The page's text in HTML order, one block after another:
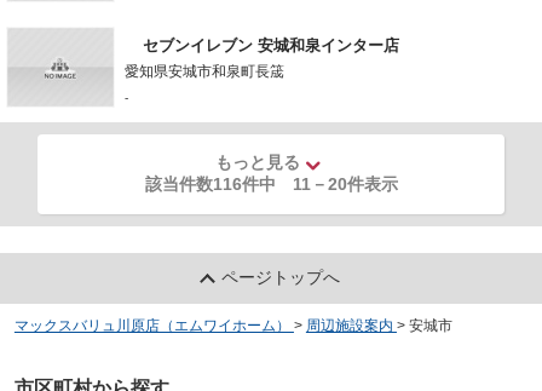
セブンイレブン 安城和泉インター店
愛知県安城市和泉町長筬
-
もっと見る
該当件数116件中 11 －20件表示
ページトップへ
マックスバリュ川原店（エムワイホーム） > 周辺施設案内 > 安城市